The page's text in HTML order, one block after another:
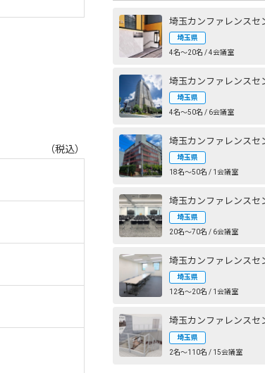
（税込）
埼玉県
4名〜20名 / 4会議室
埼玉県
4名〜50名 / 6会議室
埼玉県
18名〜50名 / 1会議室
埼玉県
20名〜70名 / 6会議室
埼玉県
12名〜20名 / 1会議室
埼玉県
2名〜110名 / 15会議室